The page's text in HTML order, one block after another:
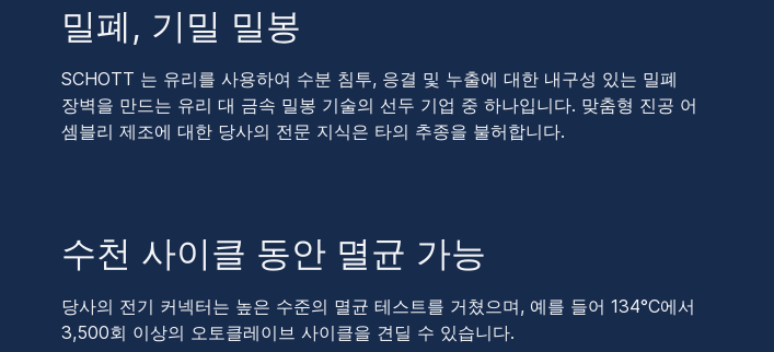
밀폐, 기밀 밀봉
SCHOTT 는 유리를 사용하여 수분 침투, 응결 및 누출에 대한 내구성 있는 밀폐
장벽을 만드는 유리 대 금속 밀봉 기술의 선두 기업 중 하나입니다. 맞춤형 진공 어
셈블리 제조에 대한 당사의 전문 지식은 타의 추종을 불허합니다.
수천 사이클 동안 멸균 가능
당사의 전기 커넥터는 높은 수준의 멸균 테스트를 거쳤으며, 예를 들어 134°C에서
3,500회 이상의 오토클레이브 사이클을 견딜 수 있습니다.